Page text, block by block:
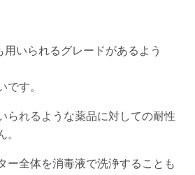
用いられるグレードがあるよう
す。
られるような薬品に対しての耐性
ー全体を消毒液で洗浄することも